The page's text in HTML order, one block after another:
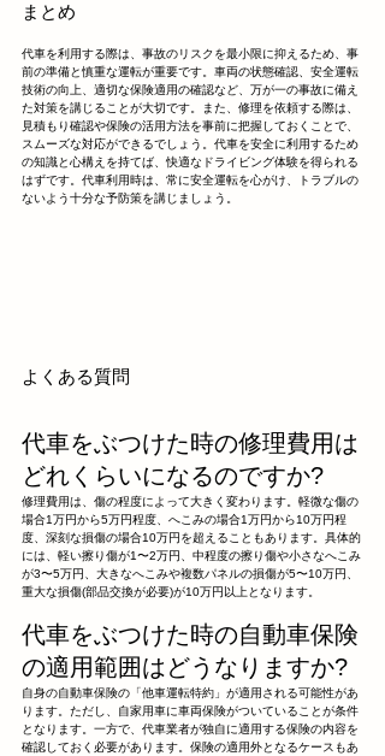
まとめ
代車を利用する際は、事故のリスクを最小限に抑えるため、事
前の準備と慎重な運転が重要です。車両の状態確認、安全運転
技術の向上、適切な保険適用の確認など、万が一の事故に備え
た対策を講じることが大切です。また、修理を依頼する際は、
見積もり確認や保険の活用方法を事前に把握しておくことで、
スムーズな対応ができるでしょう。代車を安全に利用するため
の知識と心構えを持てば、快適なドライビング体験を得られる
はずです。代車利用時は、常に安全運転を心がけ、トラブルの
ないよう十分な予防策を講じましょう。
よくある質問
代車をぶつけた時の修理費用は
どれくらいになるのですか?
修理費用は、傷の程度によって大きく変わります。軽微な傷の
場合1万円から5万円程度、へこみの場合1万円から10万円程
度、深刻な損傷の場合10万円を超えることもあります。具体的
には、軽い擦り傷が1〜2万円、中程度の擦り傷や小さなへこみ
が3〜5万円、大きなへこみや複数パネルの損傷が5〜10万円、
重大な損傷(部品交換が必要)が10万円以上となります。
代車をぶつけた時の自動車保険
の適用範囲はどうなりますか?
自身の自動車保険の「他車運転特約」が適用される可能性があ
ります。ただし、自家用車に車両保険がついていることが条件
となります。一方で、代車業者が独自に適用する保険の内容を
確認しておく必要があります。保険の適用外となるケースもあ